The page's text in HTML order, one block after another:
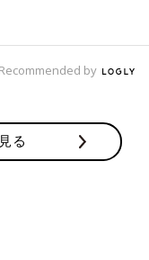
た投稿 2017 5月 3 7:26午後 PDT
中して遊んでくれ
Recommended by
る